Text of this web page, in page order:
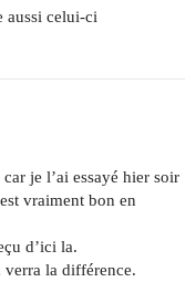
aussi celui-ci
je l’ai essayé hier soir
vraiment bon en
d’ici la.
verra la différence.